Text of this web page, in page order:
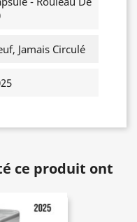
Jamais Circulé
ce produit ont